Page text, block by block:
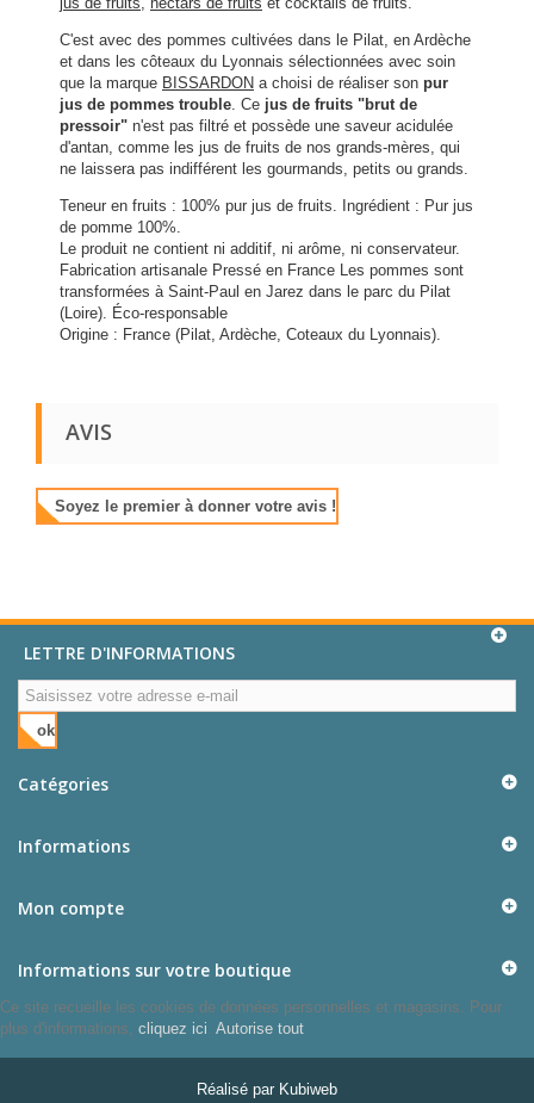
C'est avec des pommes cultivées dans le Pilat, en Ardèche
et dans les côteaux du Lyonnais sélectionnées avec soin
que la marque BISSARDON a choisi de réaliser son pur
jus de pommes trouble. Ce jus de fruits "brut de
pressoir" n'est pas filtré et possède une saveur acidulée
d'antan, comme les jus de fruits de nos grands-mères, qui
ne laissera pas indifférent les gourmands, petits ou grands.
Teneur en fruits : 100% pur jus de fruits. Ingrédient : Pur jus
de pomme 100%.
Le produit ne contient ni additif, ni arôme, ni conservateur.
Fabrication artisanale Pressé en France Les pommes sont
transformées à Saint-Paul en Jarez dans le parc du Pilat
(Loire). Éco-responsable
Origine : France (Pilat, Ardèche, Coteaux du Lyonnais).
AVIS
Soyez le premier à donner votre avis !
LETTRE D'INFORMATIONS
ok
Catégories
Informations
Mon compte
Informations sur votre boutique
Ce site recueille les cookies de données personnelles et magasins. Pour
plus d'informations, cliquez ici. Autorise tout
Réalisé par Kubiweb